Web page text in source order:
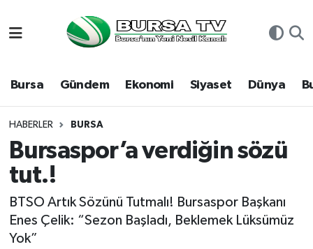
Bursa Gündem Ekonomi Siyaset Dünya
HABERLER BURSA
Bursaspor’a verdiğin sözü
tut.!
BTSO Artık Sözünü Tutmalı! Bursaspor Başkanı
Enes Çelik: “Sezon Başladı, Beklemek Lüksümüz
Yok”
Bursa
Dünya
Eğitim
Ekonomi
Genel
Hava Durumu
Namaz Vakitleri
Trafik Durumu
Süper Lig Puan Durumu ve Fikstür
Tüm Manşetler